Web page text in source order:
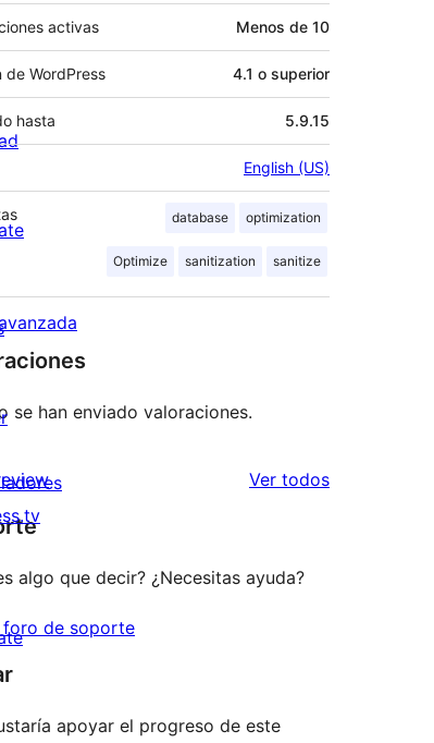
activas Menos de 10
de WordPress 4.1 o superior
hasta 5.9.15
English (US)
database optimization
Optimize sanitization sanitize
se han enviado valoraciones.
Ver todoslos
algo que decir? ¿Necesitas ayuda?
foro de soporte
apoyar el progreso de este